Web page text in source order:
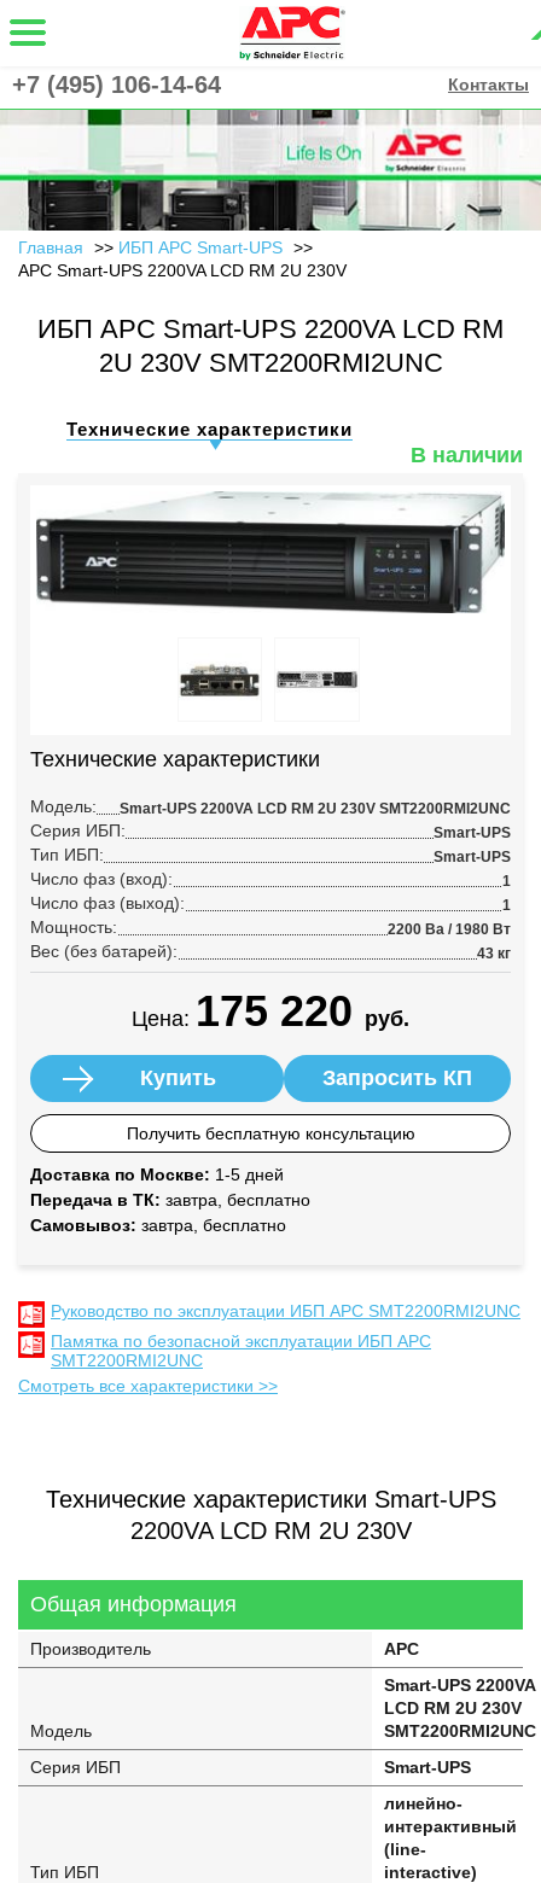
+7 (495) 106-14-64 Контакты
Главная
ИБП APC Smart-UPS
APC Smart-UPS 2200VA LCD RM 2U 230V
ИБП APC Smart-UPS 2200VA LCD RM
2U 230V SMT2200RMI2UNC
Технические характеристики
В наличии
Технические характеристики
Модель: Smart-UPS 2200VA LCD RM 2U 230V SMT2200RMI2UNC
Серия ИБП: Smart-UPS
Тип ИБП: Smart-UPS
Число фаз (вход): 1
Число фаз (выход): 1
Мощность: 2200 Ва / 1980 Вт
Вес (без батарей): 43 кг
Цена: 175 220 руб.
Купить Запросить КП
Получить бесплатную консультацию
Доставка по Москве: 1-5 дней
Передача в ТК: завтра, бесплатно
Самовывоз: завтра, бесплатно
Руководство по эксплуатации ИБП APC SMT2200RMI2UNC
Памятка по безопасной эксплуатации ИБП APC
SMT2200RMI2UNC
Смотреть все характеристики >>
Технические характеристики Smart-UPS
2200VA LCD RM 2U 230V
Общая информация
Производитель APC
Модель
Smart-UPS 2200VA
LCD RM 2U 230V
SMT2200RMI2UNC
Серия ИБП
Smart-UPS
Тип ИБП
линейно-
интерактивный
(line-
interactive)